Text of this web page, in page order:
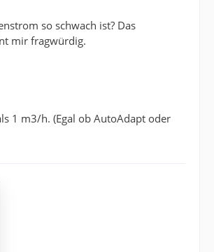
so schwach ist? Das
mir fragwürdig.
1 m3/h. (Egal ob AutoAdapt oder